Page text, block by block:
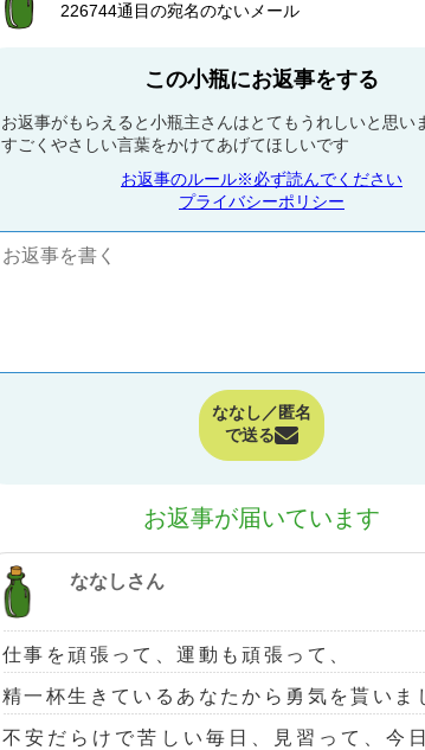
226744通目の宛名のないメール
この小瓶にお返事をする
お返事がもらえると小瓶主さんはとてもうれしいと思い
すごくやさしい言葉をかけてあげてほしいです
お返事のルール※必ず読んでください
プライバシーポリシー
ななし／匿名
で送る
お返事が届いています
ななしさん
仕事を頑張って、運動も頑張って、
精一杯生きているあなたから勇気を貰いま
不安だらけで苦しい毎日、見習って、今